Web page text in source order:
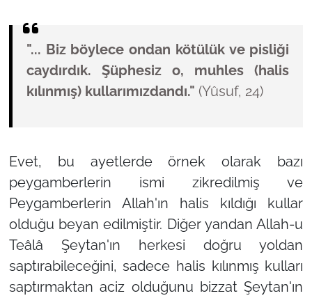
"... Biz böylece ondan kötülük ve pisliği
caydırdık. Şüphesiz o, muhles (halis
kılınmış) kullarımızdandı." (Yûsuf, 24)
Evet, bu ayetlerde örnek olarak bazı
peygamberlerin ismi zikredilmiş ve
Peygamberlerin Allah'ın halis kıldığı kullar
olduğu beyan edilmiştir. Diğer yandan Allah-u
Teâlâ Şeytan'ın herkesi doğru yoldan
saptırabileceğini, sadece halis kılınmış kulları
saptırmaktan aciz olduğunu bizzat Şeytan'ın